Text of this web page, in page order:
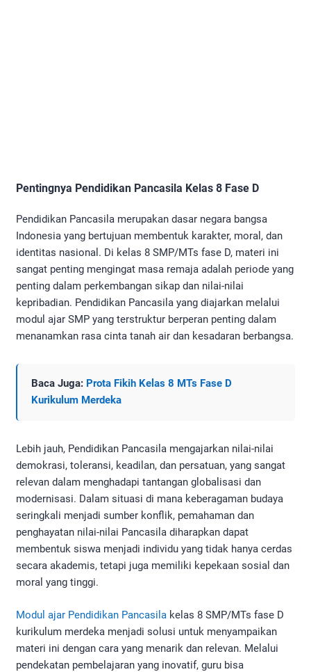
Pentingnya Pendidikan Pancasila Kelas 8 Fase D
Pendidikan Pancasila merupakan dasar negara bangsa
Indonesia yang bertujuan membentuk karakter, moral, dan
identitas nasional. Di kelas 8 SMP/MTs fase D, materi ini
sangat penting mengingat masa remaja adalah periode yang
penting dalam perkembangan sikap dan nilai-nilai
kepribadian. Pendidikan Pancasila yang diajarkan melalui
modul ajar SMP yang terstruktur berperan penting dalam
menanamkan rasa cinta tanah air dan kesadaran berbangsa.
Baca Juga: Prota Fikih Kelas 8 MTs Fase D
Kurikulum Merdeka
Lebih jauh, Pendidikan Pancasila mengajarkan nilai-nilai
demokrasi, toleransi, keadilan, dan persatuan, yang sangat
relevan dalam menghadapi tantangan globalisasi dan
modernisasi. Dalam situasi di mana keberagaman budaya
seringkali menjadi sumber konflik, pemahaman dan
penghayatan nilai-nilai Pancasila diharapkan dapat
membentuk siswa menjadi individu yang tidak hanya cerdas
secara akademis, tetapi juga memiliki kepekaan sosial dan
moral yang tinggi.
Modul ajar Pendidikan Pancasila kelas 8 SMP/MTs fase D
kurikulum merdeka menjadi solusi untuk menyampaikan
materi ini dengan cara yang menarik dan relevan. Melalui
pendekatan pembelajaran yang inovatif, guru bisa